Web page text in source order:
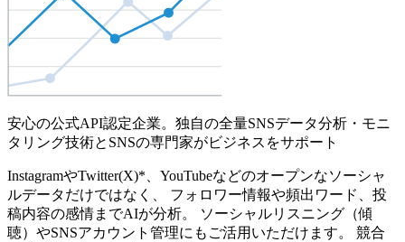
安心の公式API認定企業。独自の全量SNSデータ分析・モニ
タリング技術とSNSの専門家がビジネスをサポート
InstagramやTwitter(X)*、YouTubeなどのオープンなソーシャ
ルデータだけではなく、 フォロワー情報や頻出ワード、投
稿内容の感情までAIが分析。 ソーシャルリスニング（傾
聴）やSNSアカウント管理にもご活用いただけます。 競合